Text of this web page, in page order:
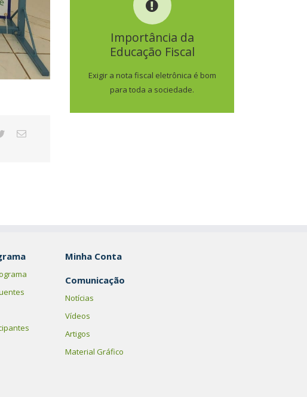
Importância da
Educação Fiscal
Exigir a nota fiscal eletrônica é bom
para toda a sociedade.
IMPORTÂNCIA DA
SAIBA MAIS
Minha Conta
Comunicação
Notícias
Vídeos
Artigos
Material Gráfico